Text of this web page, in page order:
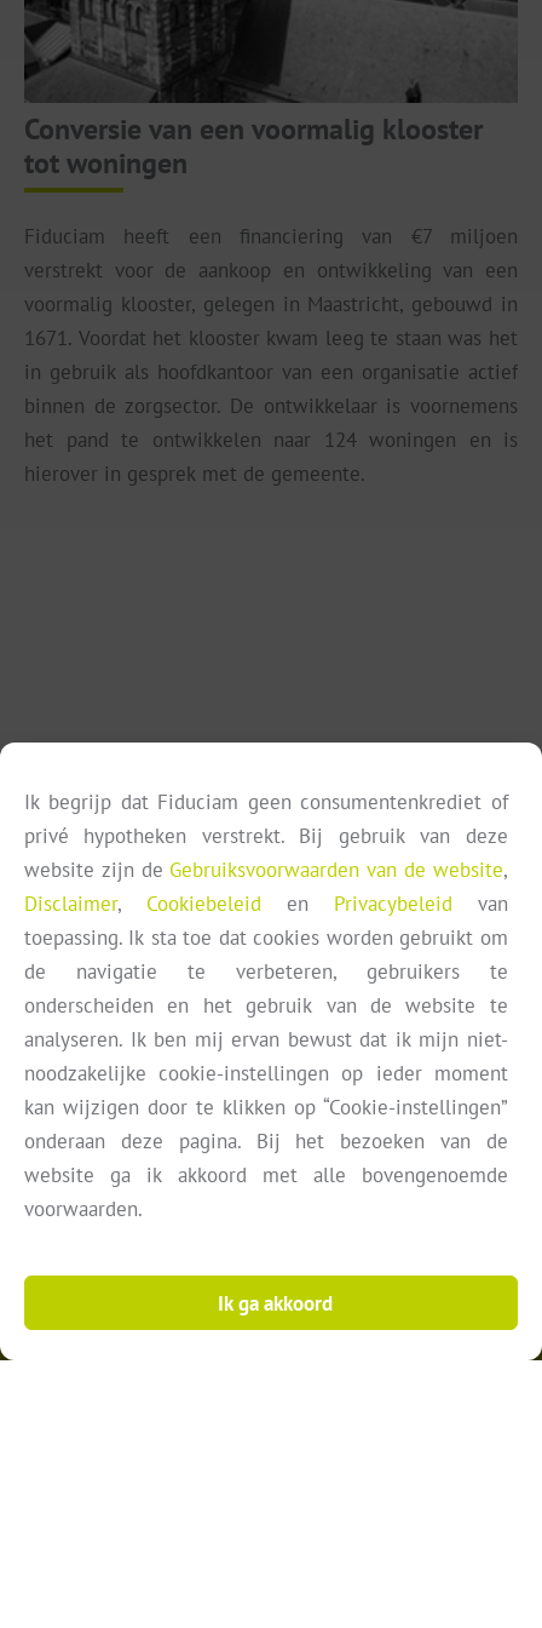
Ik begrijp dat Fiduciam geen consumentenkrediet of
privé hypotheken verstrekt. Bij gebruik van deze
website zijn de Gebruiksvoorwaarden van de website,
Disclaimer, Cookiebeleid en Privacybeleid van
toepassing. Ik sta toe dat cookies worden gebruikt om
de navigatie te verbeteren, gebruikers te
onderscheiden en het gebruik van de website te
analyseren. Ik ben mij ervan bewust dat ik mijn niet-
noodzakelijke cookie-instellingen op ieder moment
kan wijzigen door te klikken op “Cookie-instellingen”
onderaan deze pagina. Bij het bezoeken van de
website ga ik akkoord met alle bovengenoemde
voorwaarden.
Ik ga akkoord
Conversie van een voormalig klooster
tot woningen
Fiduciam heeft een financiering van €7 miljoen
verstrekt voor de aankoop en ontwikkeling van een
voormalig klooster, gelegen in Maastricht, gebouwd in
1671. Voordat het klooster kwam leeg te staan was het
in gebruik als hoofdkantoor van een organisatie actief
binnen de zorgsector. De ontwikkelaar is voornemens
het pand te ontwikkelen naar 124 woningen en is
hierover in gesprek met de gemeente.
TELEFOON
+31 61 556 8751
EMAIL
info@fiduciam.nl
ONS ADRES